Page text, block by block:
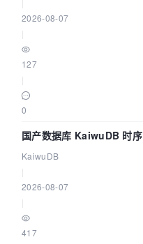
2026-08-07
127
0
国产数据库 KaiwuDB 时
技术路径
KaiwuDB
2026-08-07
417